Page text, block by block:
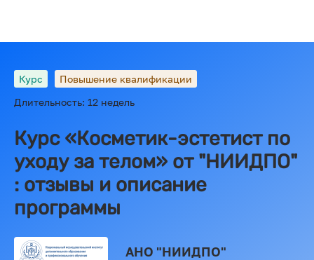
Курс
Повышение квалификации
Длительность: 12 недель
Курс «Косметик-эстетист по
уходу за телом» от "НИИДПО"
: отзывы и описание
программы
АНО "НИИДПО"